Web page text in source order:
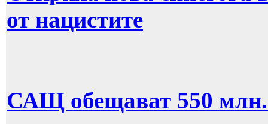
от нацистите
САЩ обещават 550 млн.